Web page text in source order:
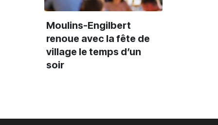
Moulins-Engilbert
renoue avec la fête de
village le temps d’un
soir